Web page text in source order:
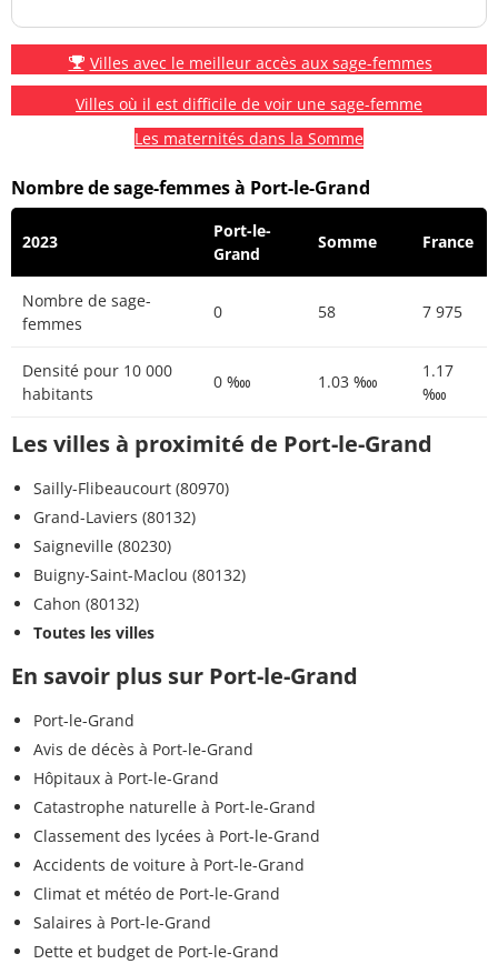
Villes avec le meilleur accès aux sage-femmes
Villes où il est difficile de voir une sage-femme
Les maternités dans la Somme
Nombre de sage-femmes à Port-le-Grand
2023
Port-le-
Grand
Somme France
Nombre de sage-
femmes
0 58 7 975
Densité pour 10 000
habitants
0 ‱ 1.03 ‱
1.17
‱
Les villes à proximité de Port-le-Grand
Sailly-Flibeaucourt (80970)
Grand-Laviers (80132)
Saigneville (80230)
Buigny-Saint-Maclou (80132)
Cahon (80132)
Toutes les villes
En savoir plus sur Port-le-Grand
Port-le-Grand
Avis de décès à Port-le-Grand
Hôpitaux à Port-le-Grand
Catastrophe naturelle à Port-le-Grand
Classement des lycées à Port-le-Grand
Accidents de voiture à Port-le-Grand
Climat et météo de Port-le-Grand
Salaires à Port-le-Grand
Dette et budget de Port-le-Grand